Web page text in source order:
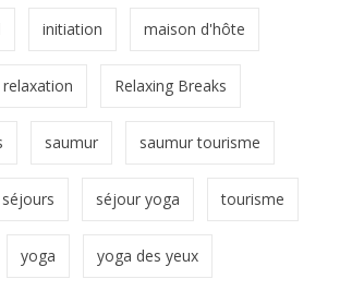
initiation maison d'hôte
relaxation Relaxing Breaks
saumur saumur tourisme
séjours séjour yoga tourisme
yoga yoga des yeux